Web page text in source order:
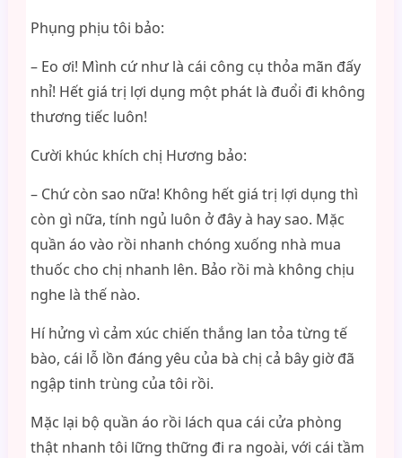
Phụng phịu tôi bảo:
– Eo ơi! Mình cứ như là cái công cụ thỏa mãn đấy
nhỉ! Hết giá trị lợi dụng một phát là đuổi đi không
thương tiếc luôn!
Cười khúc khích chị Hương bảo:
– Chứ còn sao nữa! Không hết giá trị lợi dụng thì
còn gì nữa, tính ngủ luôn ở đây à hay sao. Mặc
quần áo vào rồi nhanh chóng xuống nhà mua
thuốc cho chị nhanh lên. Bảo rồi mà không chịu
nghe là thế nào.
Hí hửng vì cảm xúc chiến thắng lan tỏa từng tế
bào, cái lỗ lồn đáng yêu của bà chị cả bây giờ đã
ngập tinh trùng của tôi rồi.
Mặc lại bộ quần áo rồi lách qua cái cửa phòng
thật nhanh tôi lững thững đi ra ngoài, với cái tầm